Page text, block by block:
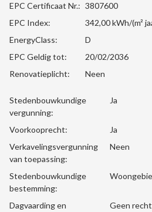
EPC Certificaat Nr.: 3807600
EPC Index:
342,00 kWh/(m²
EnergyClass:
D
EPC Geldig tot:
20/02/2036
Renovatieplicht:
Neen
Stedenbouwkundige
vergunning:
Ja
Voorkooprecht:
Ja
Verkavelingsvergunning
van toepassing:
Neen
Stedenbouwkundige
bestemming:
Dagvaarding en
Geen